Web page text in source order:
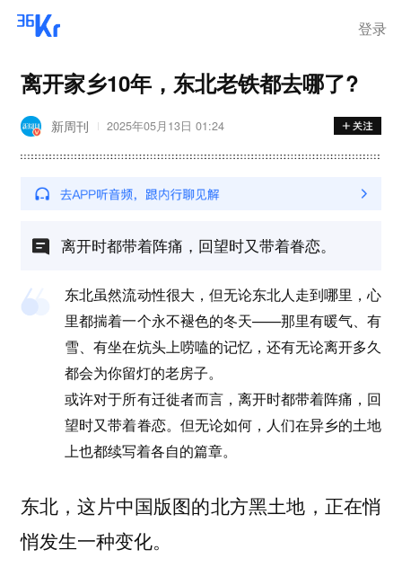
登录
离开家乡10年，东北老铁都去哪了?
新周刊 2025年05月13日 01:24
离开时都带着阵痛，回望时又带着眷恋。
东北虽然流动性很大，但无论东北人走到哪里，心
里都揣着一个永不褪色的冬天——那里有暖气、有
雪、有坐在炕头上唠嗑的记忆，还有无论离开多久
都会为你留灯的老房子。
或许对于所有迁徙者而言，离开时都带着阵痛，回
望时又带着眷恋。但无论如何，人们在异乡的土地
上也都续写着各自的篇章。
东北，这片中国版图的北方黑土地，正在悄
悄发生一种变化。